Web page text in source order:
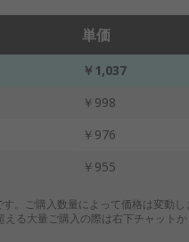
単価
￥1,037
￥998
￥976
￥955
。ご購入数量によって価格は変動し
える大量ご購入の際は右下チャットか